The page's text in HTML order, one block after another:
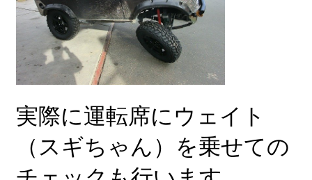
実際に運転席にウェイト
（スギちゃん）を乗せての